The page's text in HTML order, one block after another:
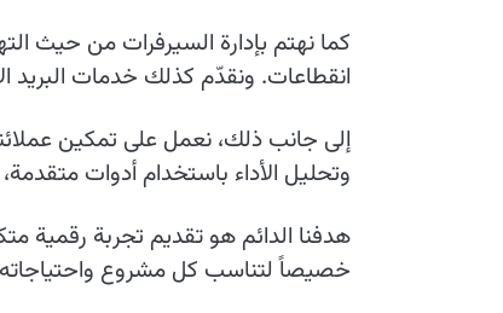
كما نهتم بإدارة السيرفرات من حيث
انقطاعات. ونقدّم كذلك خدمات البريد
وتحليل الأداء باستخدام أدوات
هدفنا الدائم هو تقديم تجربة رقمية
خصيصاً لتناسب كل مشروع